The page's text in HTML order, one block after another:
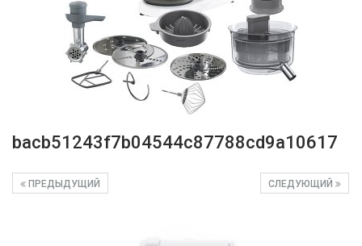
bacb51243f7b04544c87788cd9a10617
СЛЕДУЮЩИЙ
ПРЕДЫДУЩИЙ